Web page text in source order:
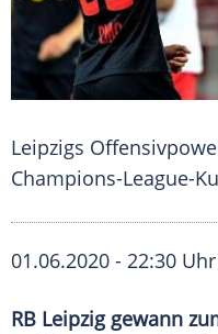
Leipzigs
Champions-League-
01.06.2020 - 22:30 Uhr
RB Leipzig gewann